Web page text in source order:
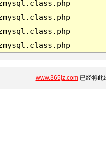
www.365jz.com已经将此